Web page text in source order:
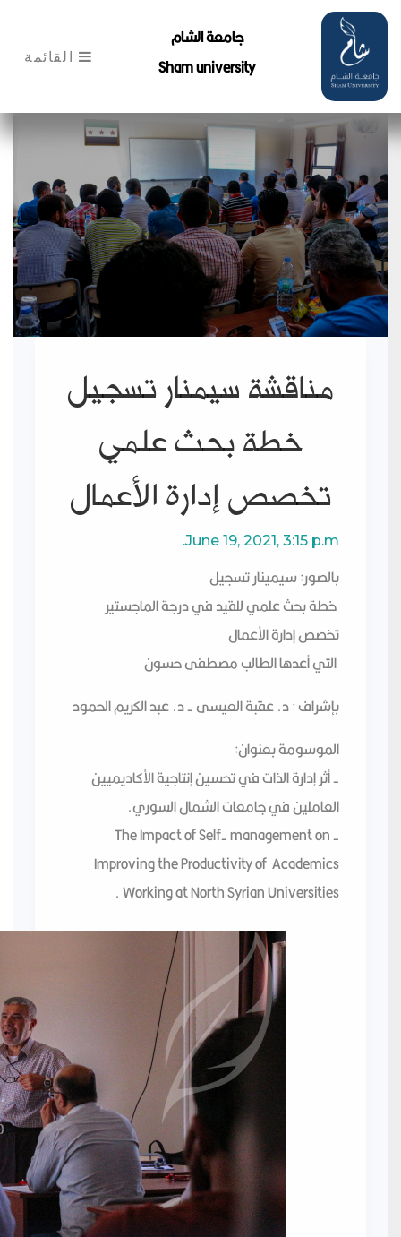
جامعة الشام
Sham university
القائمة
مناقشة سيمنار تسجيل خطة
بحث علمي تخصص إدارة
الأعمال
مناقشة سيمنار تسجيل
خطة بحث علمي
تخصص إدارة الأعمال
June 19, 2021, 3:15 p.m.
بالصور: سيمينار تسجيل
خطة بحث علمي للقيد في درجة الماجستير
تخصص إدارة الأعمال
التي أعدها الطالب مصطفى حسون
بإشراف : د. عقبة العيسى - د. عبد الكريم الحمود
الموسومة بعنوان:
- أثر إدارة الذات في تحسين إنتاجية الأكاديميين
العاملين في جامعات الشمال السوري.
- The Impact of Self- management on
Improving the Productivity of Academics
Working at North Syrian Universities.